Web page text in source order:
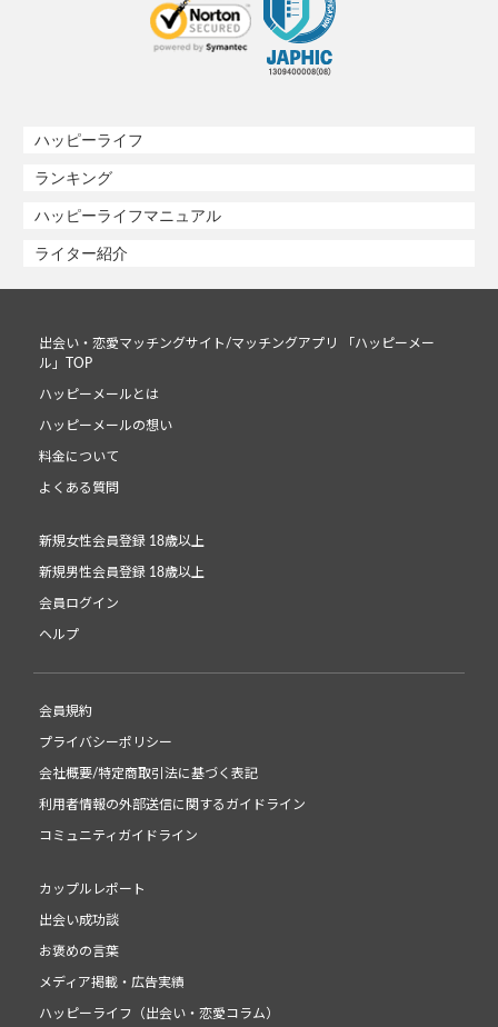
ハッピーライフ
ランキング
ハッピーライフマニュアル
ライター紹介
出会い・恋愛マッチングサイト/マッチングアプリ 「ハッピーメー
ル」TOP
ハッピーメールとは
ハッピーメールの想い
料金について
よくある質問
新規女性会員登録 18歳以上
新規男性会員登録 18歳以上
会員ログイン
ヘルプ
会員規約
プライバシーポリシー
会社概要/特定商取引法に基づく表記
利用者情報の外部送信に関するガイドライン
コミュニティガイドライン
カップルレポート
出会い成功談
お褒めの言葉
メディア掲載・広告実績
ハッピーライフ（出会い・恋愛コラム）